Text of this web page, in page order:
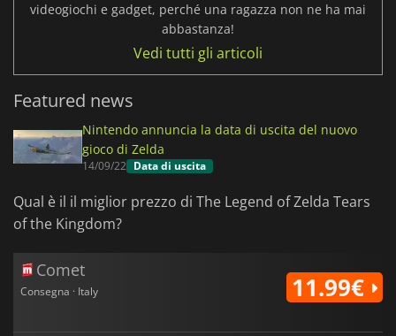
videogiochi e gadget, perché una ragazza non ne ha mai
abbastanza!
Vedi tutti gli articoli
Featured news
Nintendo annuncia la data di uscita del nuovo
gioco di Zelda
14/09/22 Data di uscita
Qual è il il miglior prezzo di The Legend of Zelda Tears
of the Kingdom?
Comet
Consegna · Italy 11.99€